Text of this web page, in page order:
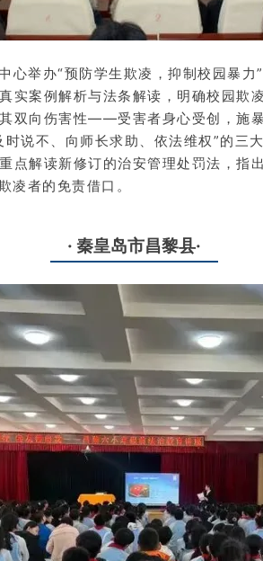
心举办“预防学生欺凌，抑制校园暴力
实案例解析与法条解读，明确校园欺
双向伤害性——受害者身心受创，施
说不、向师长求助、依法维权”的三
点解读新修订的治安管理处罚法，指
凌者的免责借口。
· 秦皇岛市昌黎县·